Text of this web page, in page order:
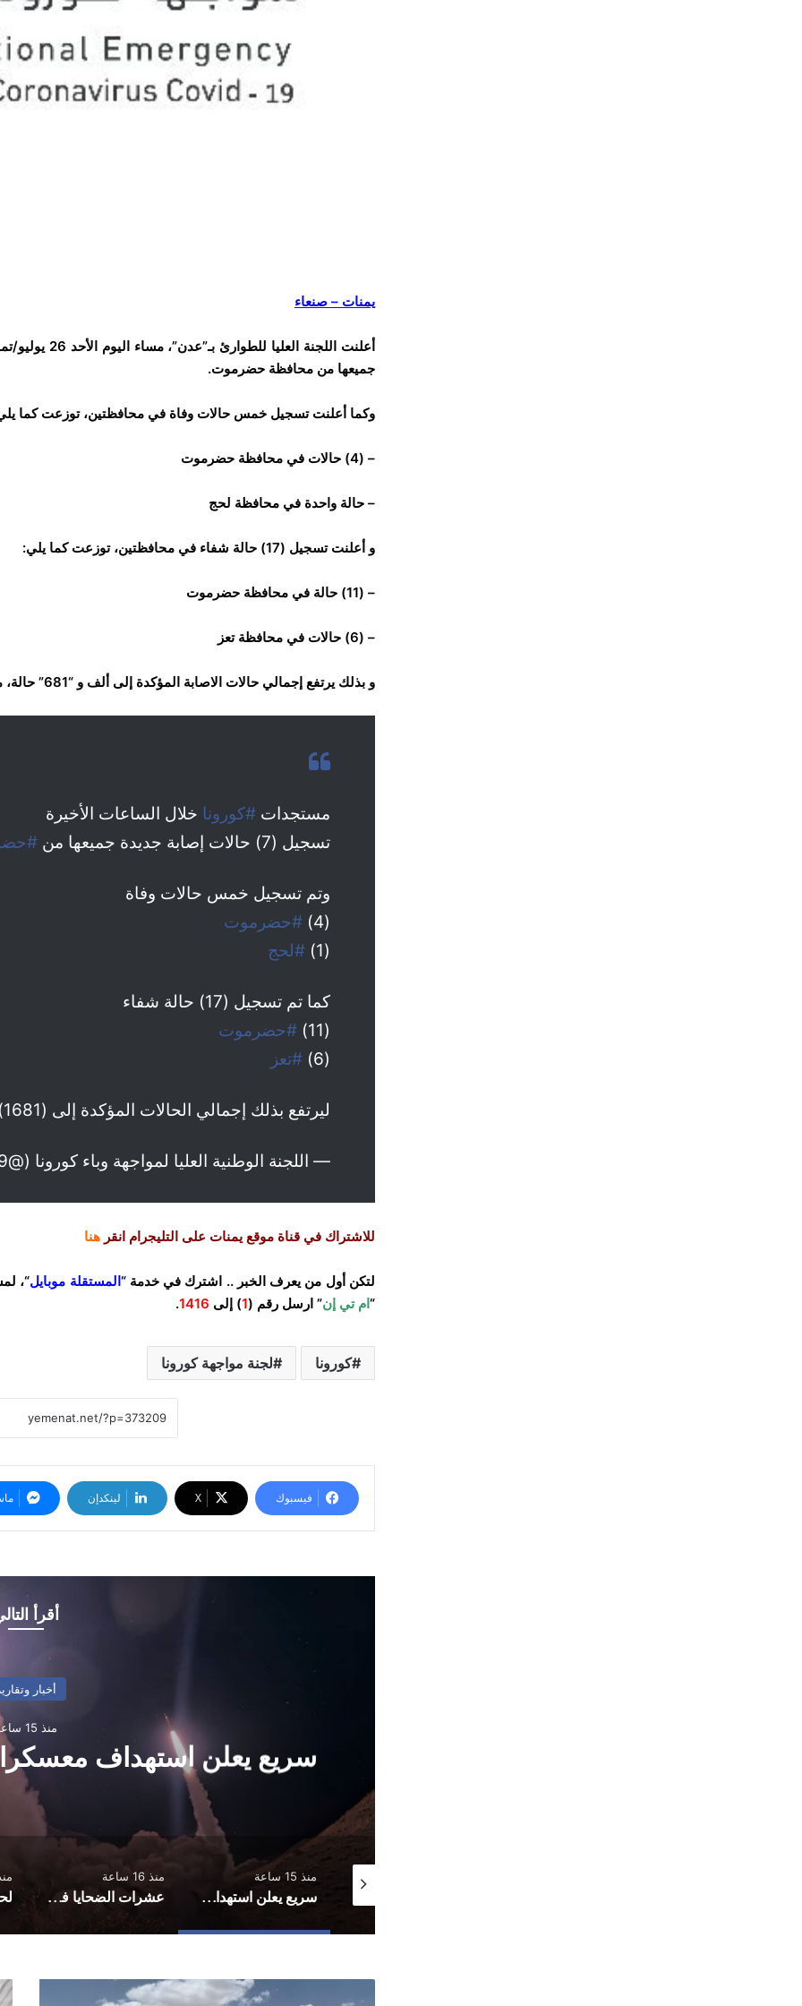
يمنات – صنعاء
جميعها من محافظة حضرموت.
وكما أعلنت تسجيل خمس حالات وفاة في محافظتين، توزعت كما
– (4) حالات في محافظة حضرموت
– حالة واحدة في محافظة لحج
و أعلنت تسجيل (17) حالة شفاء في محافظتين، توزعت كما يلي:
– (11) حالة في محافظة حضرموت
– (6) حالات في محافظة تعز
و بذلك يرتفع إجمالي حالات الاصابة المؤكدة إلى ألف و “681” حالة، منها (479) وفاة و (797) تعافي.
مستجدات #كورونا خلال الساعات الأخيرة
تسجيل (7) حالات إصابة جديدة جميعها من
وتم تسجيل خمس حالات وفاة
(4)
#حضرموت
(1)
#لحج
كما تم تسجيل (17) حالة شفاء
(11)
#حضرموت
(6)
#تعز
ليرتفع بذلك إجمالي الحالات المؤكدة إلى (1681) منها (479) وفاة و(797) تعافي.
— اللجنة الوطنية العليا لمواجهة وباء كورونا (@YSNECCOVID19)
للاشتراك في قناة موقع يمنات على التليجرام انقر هنا
لتكن أول من يعرف الخبر .. اشترك في خدمة “المستقلة موبايل“،
“ام تي إن” ارسل رقم (1) إلى 1416
.
كورونا لجنة مواجهة كورونا
فيسبوك ‫X لينكدإن
أقرأ
أخبار
منذ 15 ساعة
سريع يعلن استهداف
منذ 15 ساعة
سريع يعلن استهداف معسكرات في حضرموت ومأرب
منذ 16 ساعة
عشرات الضحايا في هجمات صاروخية استهدفت معسكرات لقوات الطوارئ
منذ